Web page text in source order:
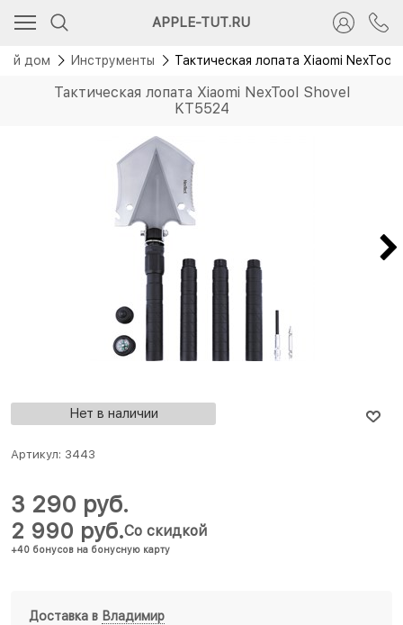
APPLE-TUT.RU
дом Инструменты Тактическая лопата Xiaomi NexTool
Тактическая лопата Xiaomi NexTool Shovel
KT5524
Нет в наличии
Артикул: 3443
2 990 руб.
+40 бонусов на бонусную карту
Со скидкой
3 290 руб.
Доставка в Владимир